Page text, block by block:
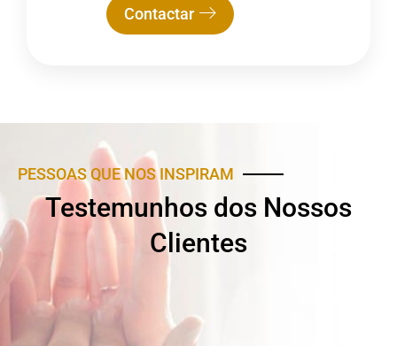
Contactar
PESSOAS QUE NOS INSPIRAM
Testemunhos dos Nossos
Clientes